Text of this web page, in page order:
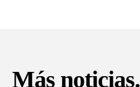
Más